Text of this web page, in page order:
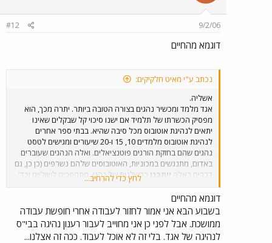
9/2/06
#12
דוגמא מהחיים
נכתב ע"י מאיט חלקיקים:
אשליה.
אגד מלמד ומכשיר נהגים בצורה הטובה ביותר. יתרה מכך, הוא
מפסיק הכשרתו של תלמיד אם ישנו סיכוי קל שבקלים שאינו
יתאים לנהיגת אוטובוס מכל סיבה שהיא. בבתי ספר אחרים
לנהיגת אוטובוס מלמדים 10, 15 ו-20 שיעורים ומגישים לטסט
נהגים שהם בחזקת הורגים פוטנציאלים. ואלה הנהגים שעוברים
באדום, מתנגשים במכוניות, האוטובוסים שלהם נשרפים (כן כן, גם
דברים כאלה ייתכנו כרשלנות של נהג), מתהפכים לשוליים וכד'.
באגד הדברים הללו קורים גם כן, אני לא עיוור, אך במספרים
נמוכים עשרות מונים.
לחץ כדי להרחיב...
דוגמא מהחיים
בשבוע הבא אני אמור לחזור לעבודה אחרי חופשת עבודה
ממושכת. אבל לפני כן אני מחוייב לעבור רענון נהיגה בבי"ס
לנהיגה של אגד. בלי זה לא אוכל לעבוד. ככה זה אצלנו...